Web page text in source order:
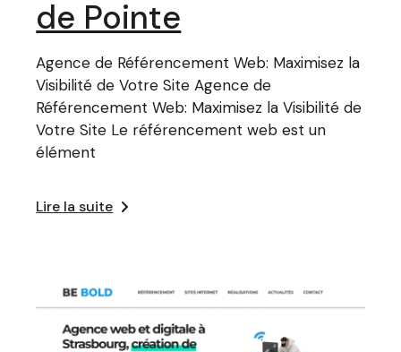
de Pointe
Agence de Référencement Web: Maximisez la
Visibilité de Votre Site Agence de
Référencement Web: Maximisez la Visibilité de
Votre Site Le référencement web est un
élément
Lire la suite